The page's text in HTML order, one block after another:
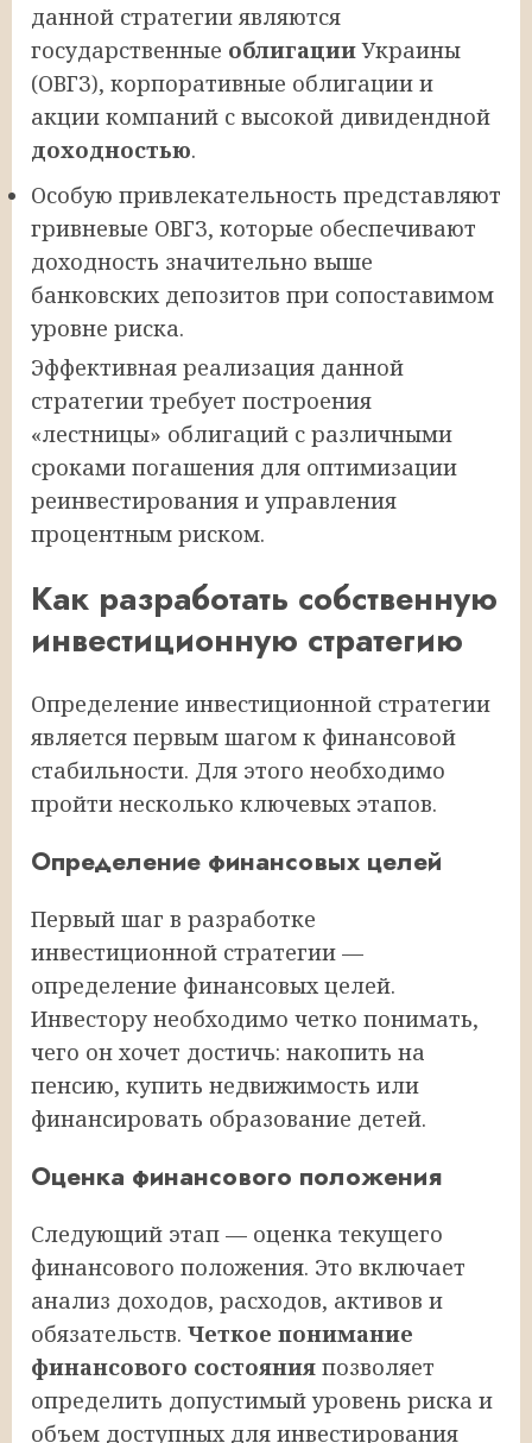
данной стратегии являются
государственные облигацииУкраины
(ОВГЗ), корпоративные облигации и
акции компаний с высокой дивидендной
доходностью.
Особую привлекательность представляют
гривневые ОВГЗ, которые обеспечивают
доходность значительно выше
банковских депозитов при сопоставимом
уровне риска.
Эффективная реализация данной
стратегии требует построения
«лестницы» облигаций с различными
сроками погашения для оптимизации
реинвестирования и управления
процентным риском.
Как разработать собственную
инвестиционную стратегию
Определение инвестиционной стратегии
является первым шагом к финансовой
стабильности. Для этого необходимо
пройти несколько ключевых этапов.
Определение финансовых целей
Первый шаг в разработке
инвестиционной стратегии —
определение финансовых целей.
Инвестору необходимо четко понимать,
чего он хочет достичь: накопить на
пенсию, купить недвижимость или
финансировать образование детей.
Оценка финансового положения
Следующий этап — оценка текущего
финансового положения. Это включает
анализ доходов, расходов, активов и
обязательств. Четкое понимание
финансового состояния позволяет
определить допустимый уровень риска и
объем доступных для инвестирования